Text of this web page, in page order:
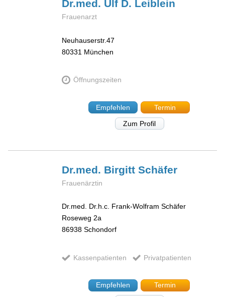
Dr.med. Ulf D. Leiblein
Frauenarzt
Neuhauserstr.47
80331 München
Öffnungszeiten
Empfehlen
Termin
Zum Profil
Dr.med. BirgittSchäfer
Frauenärztin
Dr.med. Dr.h.c. Frank-Wolfram Schäfer
Roseweg 2a
86938 Schondorf
Kassenpatienten Privatpatienten
Empfehlen
Termin